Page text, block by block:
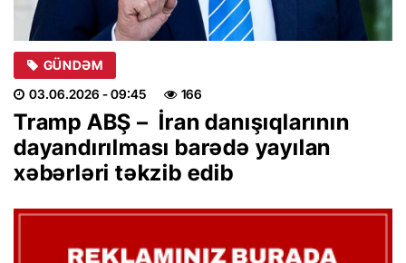
GÜNDƏM
03.06.2026 - 09:45 166
Tramp ABŞ – İran danışıqlarının
dayandırılması barədə yayılan
xəbərləri təkzib edib